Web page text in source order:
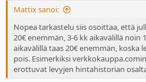
Mattix sanoi:
Nopea tarkastelu siis osoittaa, että
20€ enemmän, 3-6 kk aikavälillä noin
aikavälillä taas 20€ enemmän,
pois. Esimerkiksi
erottuvat levyjen hintahistorian